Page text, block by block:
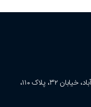
تهران، سعادت آباد، خیابان اصلی سعادت آباد، خیابان ۳۲، پلاک ۱۱۰،